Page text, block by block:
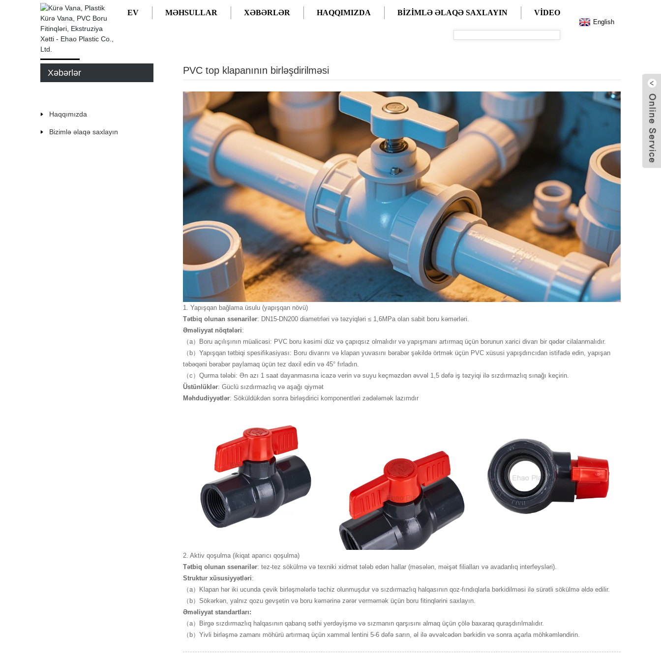
EV MƏHSULLAR XƏBƏRLƏR HAQQIMIZDA BIZIMLƏ ƏLAQƏ SAXLAYIN VIDEO
English
EV XƏBƏRLƏR
Xəbərlər
Haqqımızda
Bizimlə əlaqə saxlayın
PVC top klapanının birləşdirilməsi
1. Yapışqan bağlama üsulu (yapışqan növü)
Tətbiq olunan ssenarilər: DN15-DN200 diametrləri və təzyiqləri ≤ 1,6MPa olan sabit boru kəmərləri.
Əməliyyat nöqtələri:
（a）Boru açılışının müalicəsi: PVC boru kəsimi düz və çapıqsız olmalıdır və yapışmanı artırmaq üçün borunun xarici divarı bir qədər cilalanmalıdır.
（b）Yapışqan tətbiqi spesifikasiyası: Boru divarını və klapan yuvasını bərabər şəkildə örtmək üçün PVC xüsusi yapışdırıcıdan istifadə edin, yapışan
təbəqəni bərabər paylamaq üçün tez daxil edin və 45° fırladın.
（c）Qurma tələbi: Ən azı 1 saat dayanmasına icazə verin və suyu keçməzdən əvvəl 1,5 dəfə iş təzyiqi ilə sızdırmazlıq sınağı keçirin.
Üstünlüklər: Güclü sızdırmazlıq və aşağı qiymət
Məhdudiyyətlər: Söküldükdən sonra birləşdirici komponentləri zədələmək lazımdır
2. Aktiv qoşulma (ikiqat aparıcı qoşulma)
Tətbiq olunan ssenarilər: tez-tez sökülmə və texniki xidmət tələb edən hallar (məsələn, məişət filialları və avadanlıq interfeysləri).
Struktur xüsusiyyətləri:
（a）Klapan hər iki ucunda çevik birləşmələrlə təchiz olunmuşdur və sızdırmazlıq halqasının qoz-fındıqlarla bərkidilməsi ilə sürətli sökülmə əldə edilir.
（b）Sökərkən, yalnız qozu gevşetin və boru kəmərinə zərər verməmək üçün boru fitinqlərini saxlayın.
Əməliyyat standartları:
（a）Birgə sızdırmazlıq halqasının qabarıq səthi yerdəyişmə və sızmanın qarşısını almaq üçün çölə baxaraq quraşdırılmalıdır.
（b）Yivli birləşmə zamanı möhürü artırmaq üçün xammal lentini 5-6 dəfə sarın, əl ilə əvvəlcədən bərkidin və sonra açarla möhkəmləndirin.